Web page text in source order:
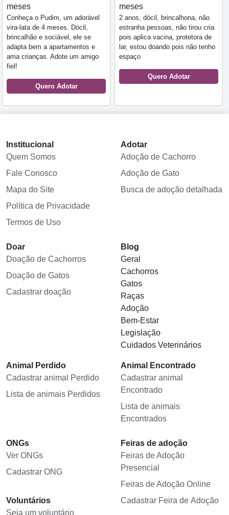
meses
Conheça o Pudim, um adorável
vira-lata de 4 meses. Dócil,
brincalhão e sociável, ele se
adapta bem a apartamentos e
ama crianças. Adote um amigo
fiel!
Quero Adotar
meses
2 anos, dócil, brincalhona, não
estranha pessoas, não tirou cria
pois aplica vacina, protetora de
lar, estou doando pois não tenho
espaço
Quero Adotar
Institucional
Quem Somos
Fale Conosco
Mapa do Site
Política de Privacidade
Termos de Uso
Adotar
Adoção de Cachorro
Adoção de Gato
Busca de adoção detalhada
Doar
Doação de Cachorros
Doação de Gatos
Cadastrar doação
Blog
Geral
Cachorros
Gatos
Raças
Adoção
Bem-Estar
Legislação
Cuidados Veterinários
Animal Perdido
Cadastrar animal Perdido
Lista de animais Perdidos
Animal Encontrado
Cadastrar animal
Encontrado
Lista de animais
Encontrados
ONGs
Ver ONGs
Cadastrar ONG
Voluntários
Seja um voluntário
Feiras de adoção
Feiras de Adoção
Presencial
Feiras de Adoção Online
Cadastrar Feira de Adoção